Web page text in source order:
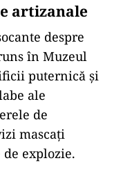
artizanale
despre
în Muzeul
puternică și
ale
de
mascați
explozie.